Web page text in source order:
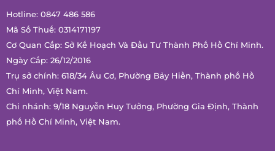
Hotline: 0847 486 586
Mã Số Thuế: 0314171197
Cơ Quan Cấp: Sở Kế Hoạch Và Đầu Tư Thành Phố Hồ Chí Minh.
Ngày Cấp: 26/12/2016
Trụ sở chính: 618/34 Âu Cơ, Phường Bảy Hiền, Thành phố Hồ
Chí Minh, Việt Nam.
Chi nhánh: 9/18 Nguyễn Huy Tưởng, Phường Gia Định, Thành
phố Hồ Chí Minh, Việt Nam.